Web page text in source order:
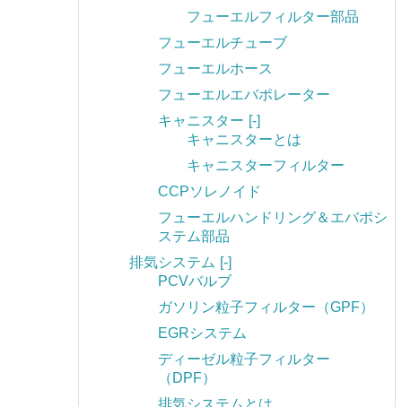
フューエルフィルター部品
フューエルチューブ
フューエルホース
フューエルエバポレーター
キャニスター [-]
キャニスターとは
キャニスターフィルター
CCPソレノイド
フューエルハンドリング＆エバポシ
ステム部品
排気システム [-]
PCVバルブ
ガソリン粒子フィルター（GPF）
EGRシステム
ディーゼル粒子フィルター
（DPF）